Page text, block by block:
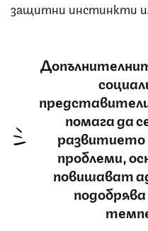
защитни инстинкти
помага да
развитието
проблеми,
повишават